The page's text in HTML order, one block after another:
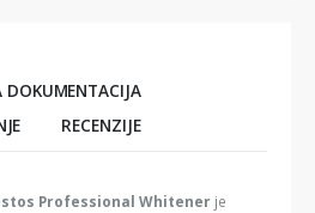
DOKUMENTACIJA
RECENZIJE
Professional Whitener je